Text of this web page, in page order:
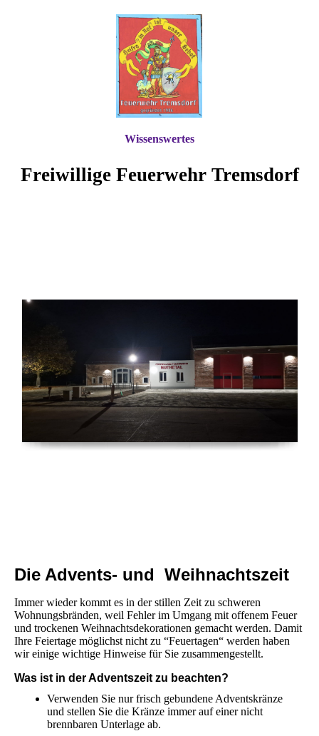
Freiwillige Feuerwehr Tremsdorf
Wissenswertes
Die Advents- und Weihnachtszeit
Immer wieder kommt es in der stillen Zeit zu schweren
Wohnungsbränden, weil Fehler im Umgang mit offenem Feuer
und trockenen Weihnachtsdekorationen gemacht werden. Damit
Ihre Feiertage möglichst nicht zu “Feuertagen“ werden haben
wir einige wichtige Hinweise für Sie zusammengestellt.
Was ist in der Adventszeit zu beachten?
Verwenden Sie nur frisch gebundene Adventskränze
und stellen Sie die Kränze immer auf einer nicht
brennbaren Unterlage ab.